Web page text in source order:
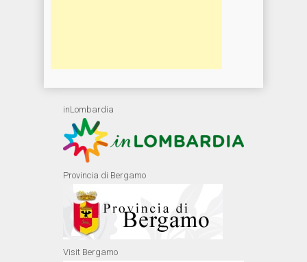
inLombardia
Provincia di Bergamo
Visit Bergamo